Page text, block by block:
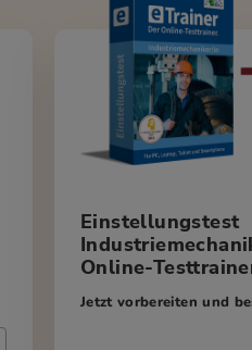
Einstellungstest
Online-
Jetzt vorbereiten und